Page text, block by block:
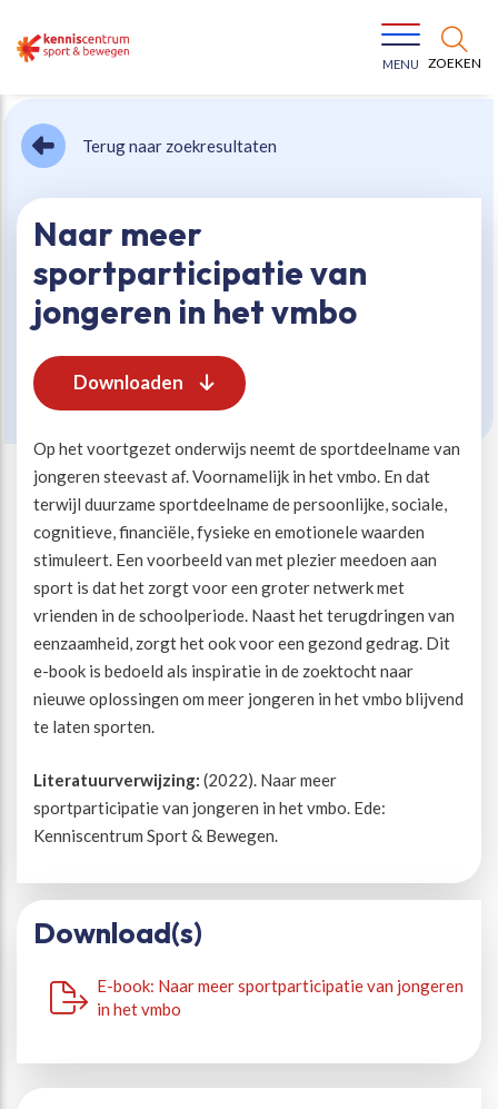
ZOEKEN
MENU
Terug naar zoekresultaten
Naar meer
sportparticipatie van
jongeren in het vmbo
Downloaden
Op het voortgezet onderwijs neemt de sportdeelname van
jongeren steevast af. Voornamelijk in het vmbo. En dat
terwijl duurzame sportdeelname de persoonlijke, sociale,
cognitieve, financiële, fysieke en emotionele waarden
stimuleert. Een voorbeeld van met plezier meedoen aan
sport is dat het zorgt voor een groter netwerk met
vrienden in de schoolperiode. Naast het terugdringen van
eenzaamheid, zorgt het ook voor een gezond gedrag. Dit
e-book is bedoeld als inspiratie in de zoektocht naar
nieuwe oplossingen om meer jongeren in het vmbo blijvend
te laten sporten.
Literatuurverwijzing: (2022). Naar meer
sportparticipatie van jongeren in het vmbo. Ede:
Kenniscentrum Sport & Bewegen.
Download(s)
E-book: Naar meer sportparticipatie van jongeren
in het vmbo
Bewegen voor een gezonde leefstijl
Jeugd in beweging
Maatschappelijke waarde
Beweegvriendelijke omgeving
Kansengelijkheid
Paralympische topsport
Alle thema’s
Ons team
Onze missie
Organisatie
Werken bij
Persvoorlichting en Public Affairs